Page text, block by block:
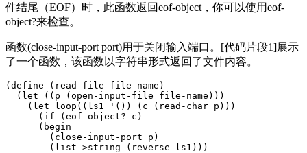
件结尾（EOF）时，此函数返回eof-object，你可以使用eof-
object?来检查。
函数(close-input-port port)用于关闭输入端口。[代码片段1]展示
了一个函数，该函数以字符串形式返回了文件内容。
(define (read-file file-name)
  (let ((p (open-input-file file-name)))
    (let loop((ls1 '()) (c (read-char p)))
      (if (eof-object? c)
      (begin
        (close-input-port p)
        (list->string (reverse ls1)))